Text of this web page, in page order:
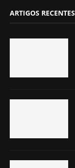
ARTIGOS RECENTES